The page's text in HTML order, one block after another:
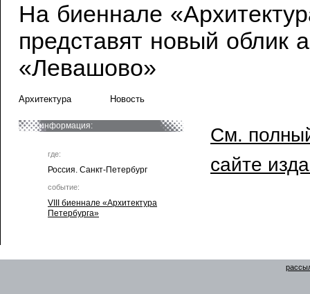
На биеннале
представят новый облик
«Левашово»
Архитектура Новость
информация:
где:
Россия. Санкт-Петербург
событие:
VIII биеннале «Архитектура
Петербурга»
См.
сайте